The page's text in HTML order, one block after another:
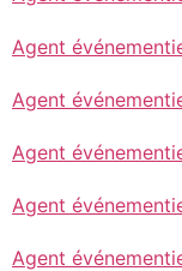
Agent
Agent
Agent
Agent
Agent